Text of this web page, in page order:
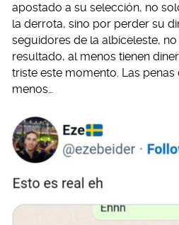
apostado a su selección, no
la derrota, sino por perder su
seguidores de la albiceleste,
resultado, al menos tienen
triste este momento. Las
menos…